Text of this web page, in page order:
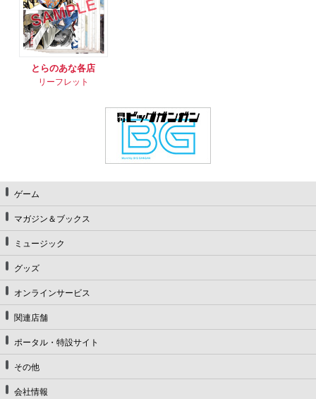
とらのあな各店
リーフレット
ゲーム
マガジン＆ブックス
ミュージック
グッズ
オンラインサービス
関連店舗
ポータル・特設サイト
その他
会社情報